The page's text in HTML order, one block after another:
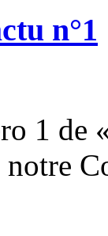
n°1
1 de